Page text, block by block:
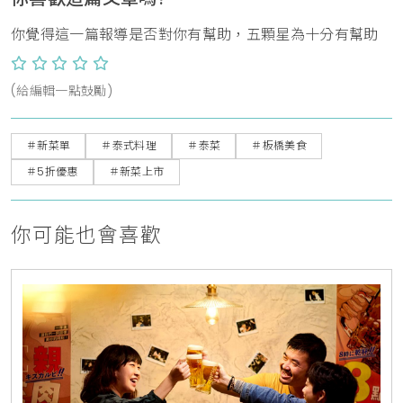
你覺得這一篇報導是否對你有幫助，五顆星為十分有幫助
(給編輯一點鼓勵)
＃新菜單 ＃泰式料理 ＃泰菜
＃板橋美食
＃5折優惠
＃新菜上市
你可能也會喜歡